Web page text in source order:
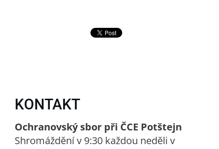
KONTAKT
Ochranovský sbor při ČCE Potštejn
Shromáždění v 9:30 každou neděli v